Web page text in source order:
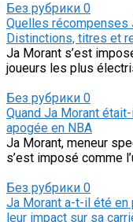
Без рубрики 0
Quelles récompenses
Distinctions, titres et
Ja Morant s’est
joueurs les plus
Без рубрики 0
Quand Ja Morant
apogée en NBA
Ja Morant, meneur
s’est imposé comme
Без рубрики 0
Ja Morant a-t-il été
leur impact sur sa